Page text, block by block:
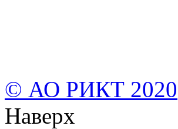
© АО РИКТ 2020
Наверх